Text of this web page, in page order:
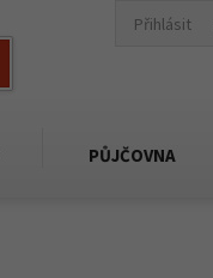
Přihlásit
PŮJČOVNA